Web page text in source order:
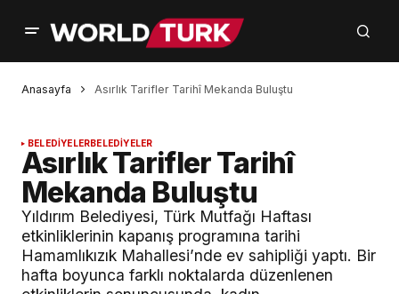
Anasayfa Asırlık Tarifler Tarihî Mekanda Buluştu
BELEDİYELERBELEDİYELER
Asırlık Tarifler Tarihî
Mekanda Buluştu
Yıldırım Belediyesi, Türk Mutfağı Haftası
etkinliklerinin kapanış programına tarihi
Hamamlıkızık Mahallesi’nde ev sahipliği yaptı. Bir
hafta boyunca farklı noktalarda düzenlenen